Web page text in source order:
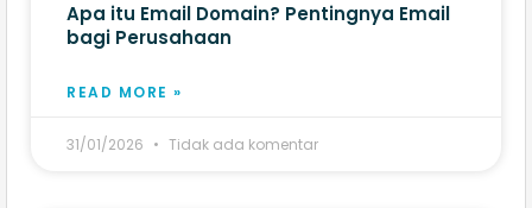
Apa itu Email Domain? Pentingnya Email
bagi Perusahaan
READ MORE »
31/01/2026 Tidak ada komentar